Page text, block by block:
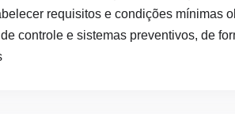
requisitos e condições mínimas
controle e sistemas preventivos, de